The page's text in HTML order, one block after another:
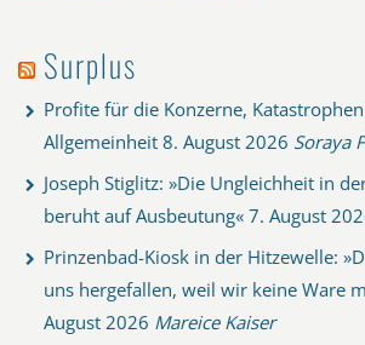
Surplus
Profite für die Konzerne,
Allgemeinheit 8. August 2026 Soraya
Joseph Stiglitz: »Die Ungleichheit in
beruht auf Ausbeutung« 7. August
Prinzenbad-Kiosk in der Hitzewelle:
uns hergefallen, weil wir keine Ware
August 2026 Mareice Kaiser